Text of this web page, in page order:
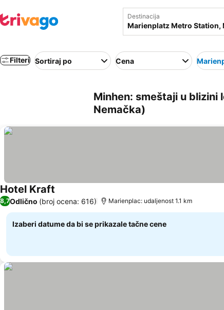
Destinacija
Filteri Sortiraj po Cena
Minhen: smeštaji u blizini
Nemačka)
Hotel Kraft
8,7Odlično (broj ocena: 616) Marienplac: udaljenost 1.1 km
Izaberi datume da bi se prikazale tačne cene